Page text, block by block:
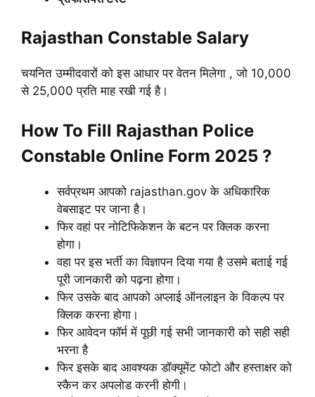
Rajasthan Constable Salary
चयनित उम्मीदवारों को इस आधार पर वेतन मिलेगा , जो 10,000
से 25,000 प्रति माह रखी गई है।
How To Fill Rajasthan Police
Constable Online Form 2025 ?
सर्वप्रथम आपको rajasthan.gov के अधिकारिक
वेबसाइट पर जाना है।
फिर वहां पर नोटिफिकेशन के बटन पर क्लिक करना
होगा।
वहा पर इस भर्ती का विज्ञापन दिया गया है उसमे बताई गई
पूरी जानकारी को पढ़ना होगा।
फिर उसके बाद आपको अप्लाई ऑनलाइन के विकल्प पर
क्लिक करना होगा।
फिर आवेदन फॉर्म में पूछी गई सभी जानकारी को सही सही
भरना है
फिर इसके बाद आवश्यक डॉक्यूमेंट फोटो और हस्ताक्षर को
स्कैन कर अपलोड करनी होगी।